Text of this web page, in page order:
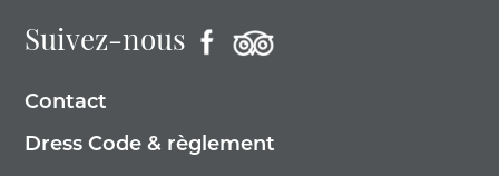
Suivez-nous
Contact
Dress Code & règlement